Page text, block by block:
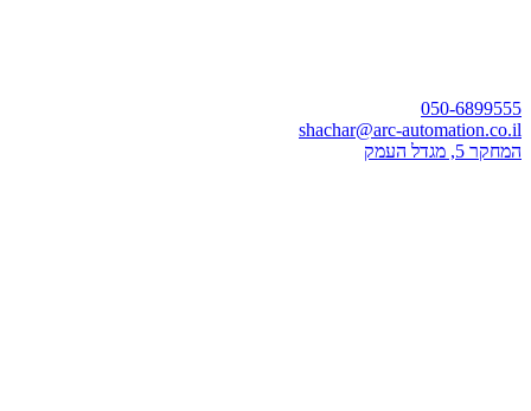
050-6899555
shachar@arc-automation.co.il
המחקר 5, מגדל העמק